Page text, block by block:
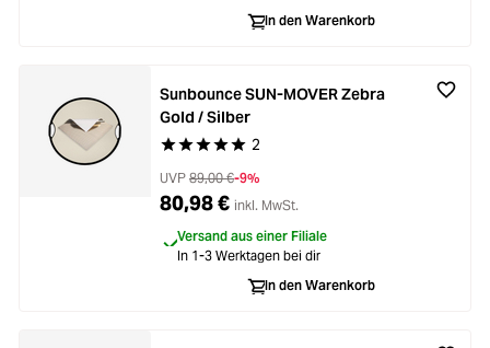
In den Warenkorb
Durchschnittliche Bewertung von 5 von 5
2
Sunbounce SUN-MOVER Zebra
Gold / Silber
UVP 89,00 €-9%
80,98 € inkl. MwSt.
Versand aus einer Filiale
In 1-3 Werktagen bei dir
In den Warenkorb